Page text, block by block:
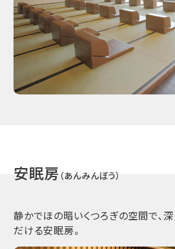
安眠房 （あんみんぼう）
静かでほの暗いくつろぎの空間で、
だける安眠房。